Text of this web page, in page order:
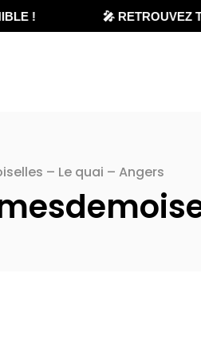
! 🎤 RETROUVEZ
– Le quai – Angers